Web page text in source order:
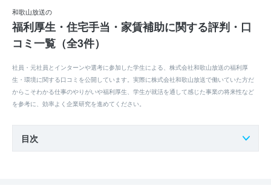
和歌山放送の
福利厚生・住宅手当・家賃補助に関する評判・口
コミ一覧（全3件）
社員・元社員とインターンや選考に参加した学生による、株式会社和歌山放送の福利厚
生・環境に関する口コミを公開しています。実際に株式会社和歌山放送で働いていた方だ
からこそわかる仕事のやりがいや福利厚生、学生が就活を通して感じた事業の将来性など
を参考に、効率よく企業研究を進めてください。
目次